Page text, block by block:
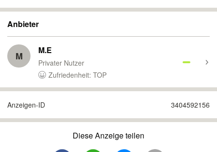
Anbieter
M M.E
Privater Nutzer
Zufriedenheit: TOP
Anzeigen-ID 3404592156
Diese Anzeige teilen